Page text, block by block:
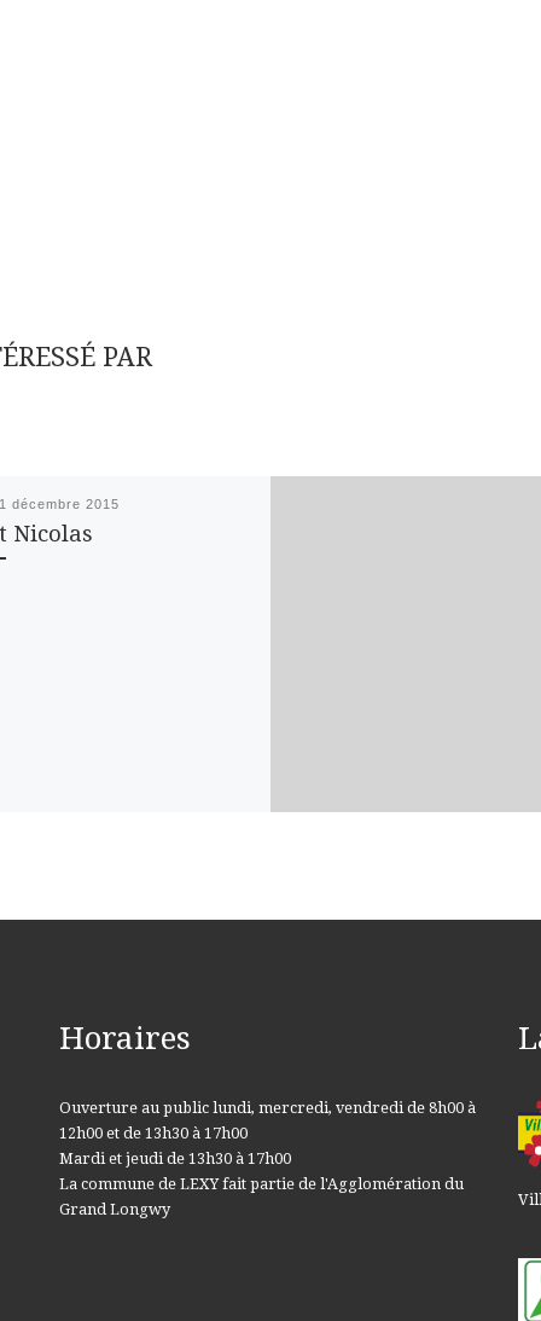
PAR
décembre 2015
Nicolas
Horaires
Ouverture au public lundi, mercredi, vendredi de 8h00 à
12h00 et de 13h30 à 17h00
Mardi et jeudi de 13h30 à 17h00
La commune de LEXY fait partie de l'Agglomération du
Grand Longwy